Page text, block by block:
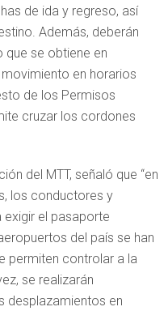
de ida y regreso, así
Además, deberán
se obtiene en
en horarios
de los Permisos
cruzar los cordones
del MTT, señaló que “en
los conductores y
exigir el pasaporte
del país se han
permiten controlar a la
se realizarán
desplazamientos en